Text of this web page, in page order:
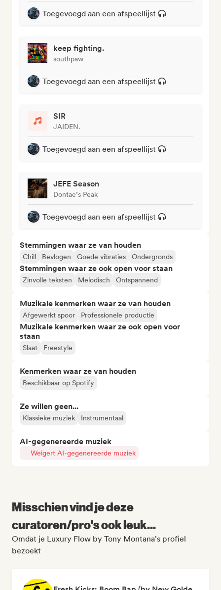
Toegevoegd aan een afspeellijst
keep fighting.
southpaw
Toegevoegd aan een afspeellijst
SIR
JAIDEN.
Toegevoegd aan een afspeellijst
JEFE Season
Dontae’s Peak
Toegevoegd aan een afspeellijst
Stemmingen waar ze van houden
Chill Bevlogen Goede vibraties Ondergronds
Stemmingen waar ze ook open voor staan
Zinvolle teksten Melodisch Ontspannend
Muzikale kenmerken waar ze van houden
Afgewerkt spoor Professionele productie
Muzikale kenmerken waar ze ook open voor
staan
Slaat Freestyle
Kenmerken waar ze van houden
Beschikbaar op Spotify
Ze willen geen...
Klassieke muziek Instrumentaal
AI-gegenereerde muziek
Weigert AI-gegenereerde muziek
Misschien vind je deze
curatoren/pro's ook leuk...
Omdat je Luxury Flow by Tony Montana's profiel
bezoekt